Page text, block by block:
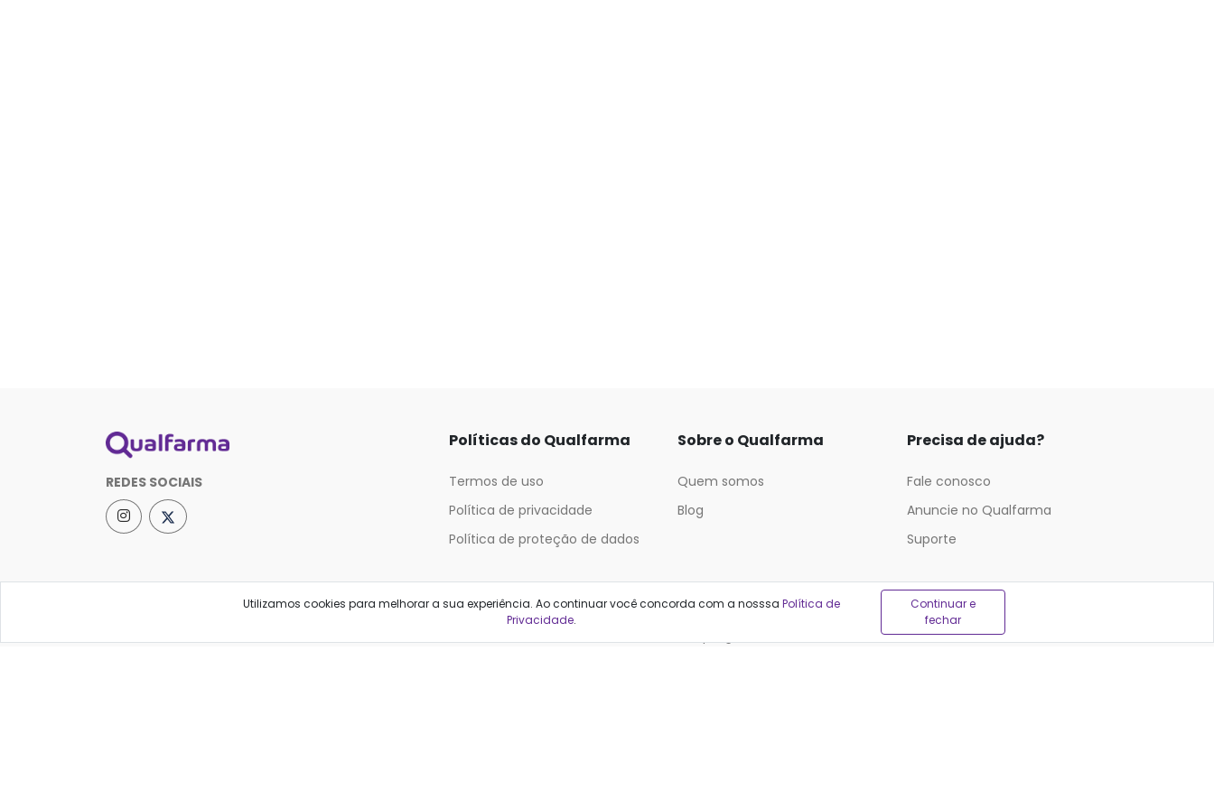
REDES SOCIAIS
Políticas do Qualfarma
Termos de uso
Política de privacidade
Política de proteção de dados
Sobre o Qualfarma
Quem somos
Blog
Precisa de ajuda?
Fale conosco
Anuncie no Qualfarma
Suporte
Categorias
Utilizamos cookies para melhorar a sua experiência. Ao continuar você concorda com a nosssa Política de
Privacidade.
Continuar e
fechar